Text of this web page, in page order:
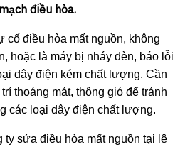
điều hòa.
cố điều hòa mất nguồn, không
hoặc là máy bị nháy đèn, báo lỗi
dây điện kém chất lượng. Cần
thoáng mát, thông gió để tránh
các loại dây điện chất lượng.
ty sửa điều hòa mất nguồn tại lê